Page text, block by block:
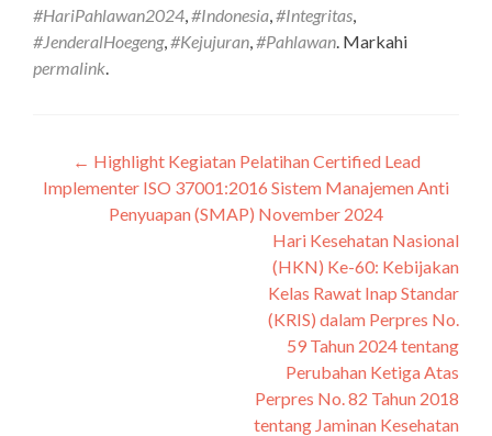
#HariPahlawan2024,#Indonesia,#Integritas,
#JenderalHoegeng,#Kejujuran,#Pahlawan. Markahi
permalink.
Navigasi
pos
← Highlight Kegiatan Pelatihan Certified Lead
Implementer ISO 37001:2016 Sistem Manajemen Anti
Penyuapan (SMAP) November 2024
Hari Kesehatan Nasional
(HKN) Ke-60: Kebijakan
Kelas Rawat Inap Standar
(KRIS) dalam Perpres No.
59 Tahun 2024 tentang
Perubahan Ketiga Atas
Perpres No. 82 Tahun 2018
tentang Jaminan Kesehatan